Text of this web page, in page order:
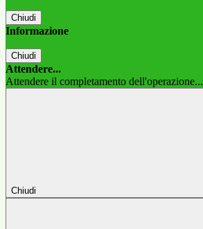
Chiudi
Informazione
Chiudi
Attendere...
Attendere il completamento dell'operazione...
Chiudi